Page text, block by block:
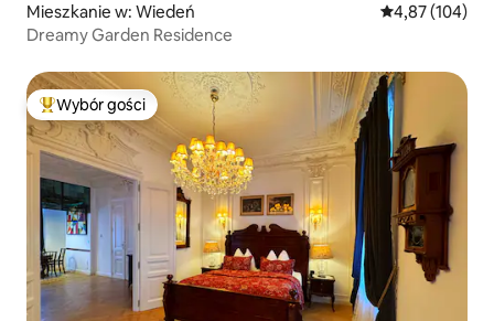
Mieszkanie w: Wiedeń Średnia
4,87 (104)
Dreamy Garden Residence
Najpopularniejsze z kategorii Wybór gości
Wybór gości